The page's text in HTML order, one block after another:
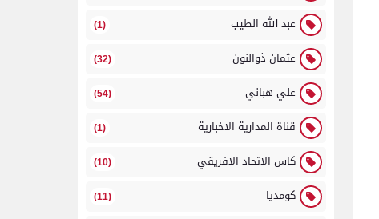
عبد الله الطيب (1)
عثمان ذوالنون (32)
علي هباني (54)
قناة المدارية الاخبارية (1)
كاس الاتحاد الافريقي (10)
كومديا (11)